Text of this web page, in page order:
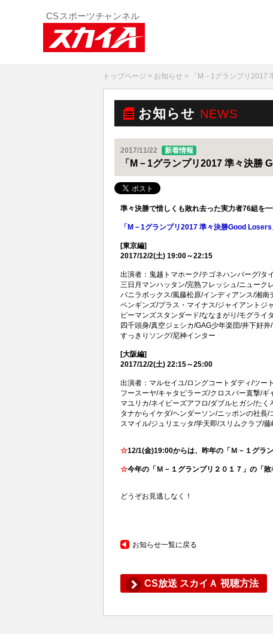
トップページ > お知らせ > 「M－1グランプリ2017
お知らせ NEWS
2017/11/22 新着情報
「M－1グランプリ2017 準々決勝
準々決勝で惜しくも敗れ去った実力者76組を一
「M－1グランプリ2017 準々決勝Good Losers
[東京編]
2017/12/2(土) 19:00～22:15
出演者：鬼越トマホーク/テゴネハンバーグ/タ
三日月マンハッタン/完熟フレッシュ/ニューク
バニラボックス/風藤松原/インディアンス/湘
ペンギンズ/プラス・マイナス/ジャイアントジ
ピーマンズスタンダード/ななまがり/モグライ
四千頭身/真空ジェシカ/GAG少年楽団/井下好
すっきりソング/尼神インター
[大阪編]
2017/12/2(土) 22:15～25:00
出演者：マルセイユ/ロングコートダディ/ツー
フースーヤ/キャタピラーズ/クロスバー直撃/
マユリカ/ネイビーズアフロ/ダブルヒガシ/た
タナからイケダ/ヘンダーソン/ニッポンの社長
スマイル/ジュリエッタ/学天即/スリムクラブ/藤
☆12/1(金)19:00からは、昨年の「Ｍ－１グラ
☆今年の「Ｍ－１グランプリ２０１７」の「
どうぞお見逃しなく！
お知らせ一覧に戻る
CS放送 スカイＡ 視聴方法